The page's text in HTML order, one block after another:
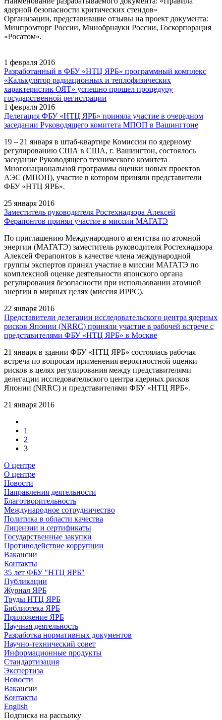
ядерной безопасности критических стендов»
Организации, представившие отзывы на проект документа:
Минпромторг России, Минобрнауки России, Госкорпорация
«Росатом».
1 февраля 2016
Разработанный в ФБУ «НТЦ ЯРБ» программный комплекс
«Калькулятор радиационных и теплофизических
характеристик ОЯТ» успешно прошел процедуру
государственной регистрации
1 февраля 2016
Делегация ФБУ «НТЦ ЯРБ» приняла участие в очередном
заседании Руководящего комитета МПОП в Вашингтоне
19 – 21 января в штаб-квартире Комиссии по ядерному
регулированию США в США, г. Вашингтон, состоялось
заседание Руководящего технического комитета
Многонациональной программы оценки новых проектов
АЭС (МПОП), участие в котором приняли представители
ФБУ «НТЦ ЯРБ».
25 января 2016
Заместитель руководителя Ростехнадзора Алексей
Ферапонтов принял участие в миссии МАГАТЭ
По приглашению Международного агентства по атомной
энергии (МАГАТЭ) заместитель руководителя Ростехнадзора
Алексей Ферапонтов в качестве члена международной
группы экспертов принял участие в миссии МАГАТЭ по
комплексной оценке деятельности японского органа
регулирования безопасности при использовании атомной
энергии в мирных целях (миссия ИРРС).
22 января 2016
Представители делегации исследовательского центра ядерных
рисков Японии (NRRC) приняли участие в рабочей встрече с
представителями ФБУ «НТЦ ЯРБ» в Москве
21 января в здании ФБУ «НТЦ ЯРБ» состоялась рабочая
встреча по вопросам применения вероятностной оценки
рисков в целях регулирования между представителями
делегации исследовательского центра ядерных рисков
Японии (NRRC) и представителями ФБУ «НТЦ ЯРБ».
21 января 2016
1
2
3
О центре
О центре
Новости
Направления деятельности
Благотворительность
Международное сотрудничество
Политика в области качества
Лицензии и сертификаты
Государственные закупки
Противодействие коррупции
Вакансии
Контакты
35 лет ФБУ "НТЦ ЯРБ"
Публикации
Журнал ЯРБ
Труды НТЦ ЯРБ
Библиотека ЯРБ
Приложение ЯРБ
Научная деятельность
Разработка нормативных документов
Научно-технический совет
Информационные продукты
Стандартизация
Экспертиза
Новости
Вакансии
Контакты
English
Подписка на рассылку